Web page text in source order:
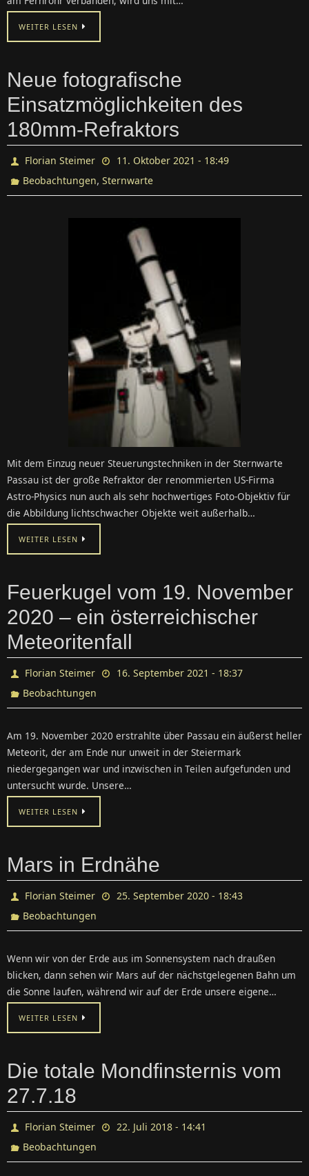
WEITER LESEN
Neue fotografische
Einsatzmöglichkeiten des
180mm-Refraktors
Florian Steimer
11. Oktober 2021 - 18:49
Beobachtungen,Sternwarte
Mit dem Einzug neuer Steuerungstechniken in der Sternwarte
Passau ist der große Refraktor der renommierten US-Firma
Astro-Physics nun auch als sehr hochwertiges Foto-Objektiv für
die Abbildung lichtschwacher Objekte weit außerhalb…
WEITER LESEN
Feuerkugel vom 19. November
2020 – ein österreichischer
Meteoritenfall
Florian Steimer
16. September 2021 - 18:37
Beobachtungen
Am 19. November 2020 erstrahlte über Passau ein äußerst heller
Meteorit, der am Ende nur unweit in der Steiermark
niedergegangen war und inzwischen in Teilen aufgefunden und
untersucht wurde. Unsere…
WEITER LESEN
Mars in Erdnähe
Florian Steimer
25. September 2020 - 18:43
Beobachtungen
Wenn wir von der Erde aus im Sonnensystem nach draußen
blicken, dann sehen wir Mars auf der nächstgelegenen Bahn um
die Sonne laufen, während wir auf der Erde unsere eigene…
WEITER LESEN
Die totale Mondfinsternis vom
27.7.18
Florian Steimer
22. Juli 2018 - 14:41
Beobachtungen